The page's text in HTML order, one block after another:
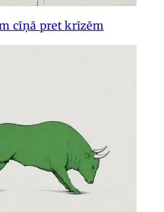
cīņā pret krīzēm